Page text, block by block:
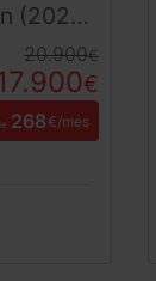
| Desde 268€/mes
20.900€
€
268€/mes